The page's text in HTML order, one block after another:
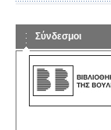
Σύνδεσμοι